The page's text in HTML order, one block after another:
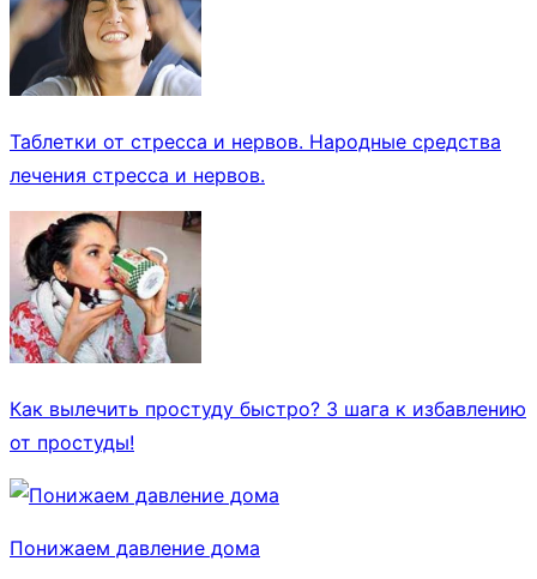
Таблетки от стресса и нервов. Народные средства
лечения стресса и нервов.
Как вылечить простуду быстро? 3 шага к избавлению
от простуды!
Понижаем давление дома